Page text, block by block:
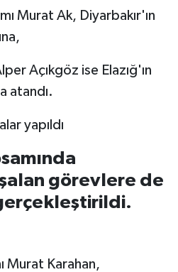
Murat Ak, Diyarbakır'ın
Açıkgöz ise Elazığ'ın
atandı.
yapıldı
görevlere de
Murat Karahan,